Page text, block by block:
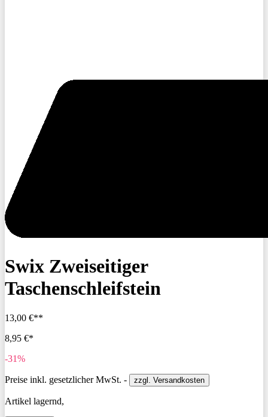
Swix Zweiseitiger
Taschenschleifstein
13,00 €**
8,95 €*
-31%
Preise inkl. gesetzlicher MwSt. - zzgl. Versandkosten
Artikel lagernd,